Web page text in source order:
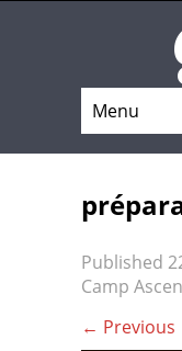
Menu
Published
Camp
← Previous